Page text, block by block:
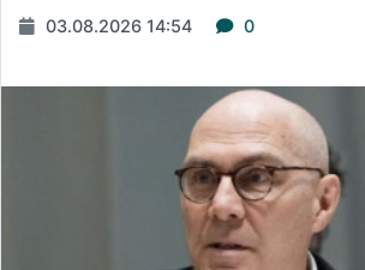
03.08.2026 14:54 0